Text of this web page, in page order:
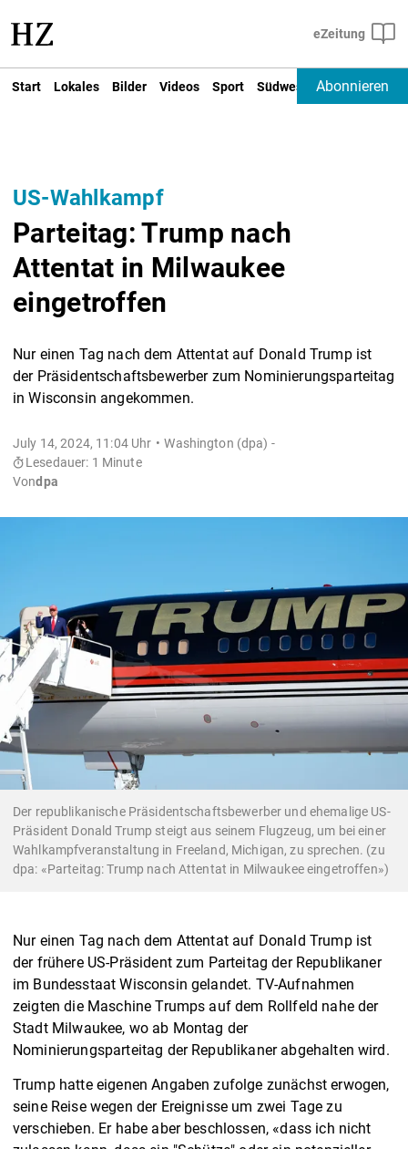
Start Lokales Bilder Videos Sport Südwest Deutschland
Abonnieren
US-Wahlkampf
Parteitag: Trump nach
Attentat in Milwaukee
eingetroffen
Nur einen Tag nach dem Attentat auf Donald Trump ist
der Präsidentschaftsbewerber zum Nominierungsparteitag
in Wisconsin angekommen.
July 14, 2024, 11:04 Uhr
Washington (dpa) -
Lesedauer: 1 Minute
Vondpa
Der republikanische Präsidentschaftsbewerber und ehemalige US-
Präsident Donald Trump steigt aus seinem Flugzeug, um bei einer
Wahlkampfveranstaltung in Freeland, Michigan, zu sprechen. (zu
dpa: «Parteitag: Trump nach Attentat in Milwaukee eingetroffen»)
Nur einen Tag nach dem Attentat auf Donald Trump ist
der frühere US-Präsident zum Parteitag der Republikaner
im Bundesstaat Wisconsin gelandet. TV-Aufnahmen
zeigten die Maschine Trumps auf dem Rollfeld nahe der
Stadt Milwaukee, wo ab Montag der
Nominierungsparteitag der Republikaner abgehalten wird.
Trump hatte eigenen Angaben zufolge zunächst erwogen,
seine Reise wegen der Ereignisse um zwei Tage zu
verschieben. Er habe aber beschlossen, «dass ich nicht